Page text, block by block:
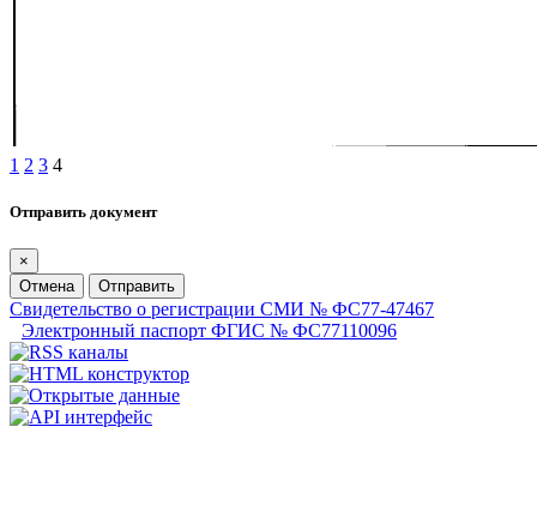
1 2 3 4
Отправить документ
×
Отмена
Отправить
Свидетельство о регистрации СМИ № ФС77-47467
Электронный паспорт ФГИС № ФС77110096